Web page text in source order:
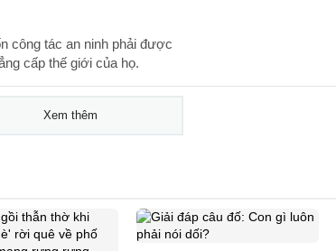
công tác an ninh phải được
cấp thế giới của họ.
Xem thêm